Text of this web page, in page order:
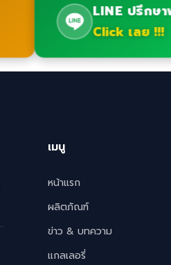
LINE ปรึกษ
Click เลย !!!
เมนู
หน้าแรก
ผลิตภัณฑ์
ข่าว & บทความ
แกลเลอรี่